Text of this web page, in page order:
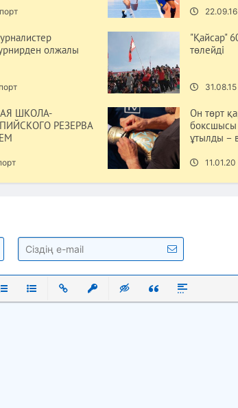
олжалы
"Қайсар"
төлейді
ШКОЛА-
РЕЗЕРВА
Он төрт
боксшысы
ұтылды –
список
Маркированный список
Вставить ссылку
Вставить защищенную ссылку
Вставка скрытого текста
Вставка цитаты
Вставка